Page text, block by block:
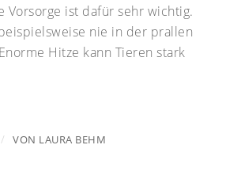
Vorsorge ist dafür sehr wichtig.
nie in der prallen
Hitze kann Tieren stark
/ VON LAURA BEHM